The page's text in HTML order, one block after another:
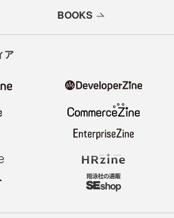
記事
BOOKS